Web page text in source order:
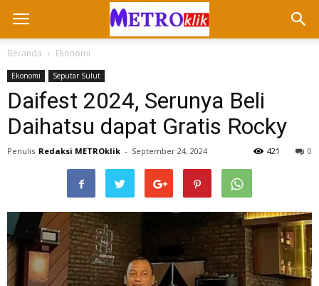
Beranda Ekonomi
Ekonomi Seputar Sulut
Daifest 2024, Serunya Beli
Daihatsu dapat Gratis Rocky
Penulis Redaksi METROklik - September 24, 2024 0
421